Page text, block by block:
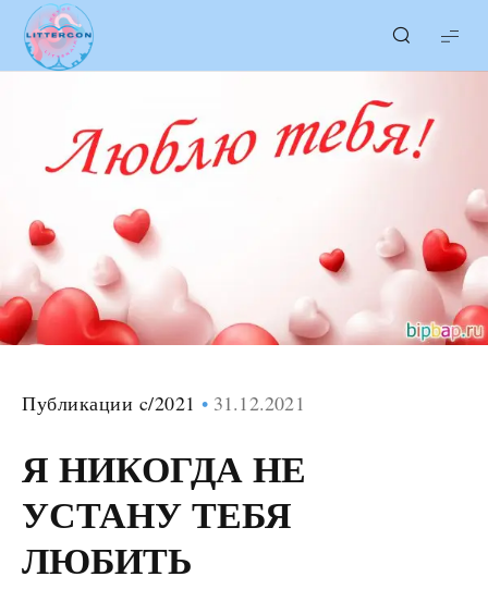
LITTERcon
Публикации c/2021 31.12.2021
Я НИКОГДА НЕ
УСТАНУ ТЕБЯ
ЛЮБИТЬ